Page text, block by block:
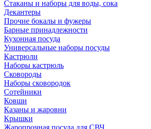
Стаканы и наборы для воды, сока
Декантеры
Прочие бокалы и фужеры
Барные принадлежности
Кухонная посуда
Универсальные наборы посуды
Кастрюли
Наборы кастрюль
Сковороды
Наборы сковородок
Сотейники
Ковши
Казаны и жаровни
Крышки